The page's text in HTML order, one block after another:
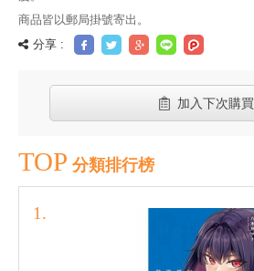
商品皆以郵局掛號寄出。
分享 :
加入下次購買
TOP 分類排行榜